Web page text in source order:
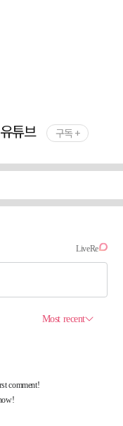
유튜브 구독 +